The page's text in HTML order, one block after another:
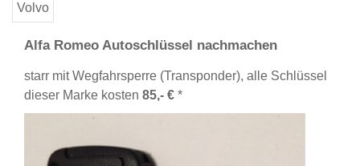
Volvo
Alfa Romeo Autoschlüssel nachmachen
starr mit Wegfahrsperre (Transponder), alle Schlüssel
dieser Marke kosten 85,- € *